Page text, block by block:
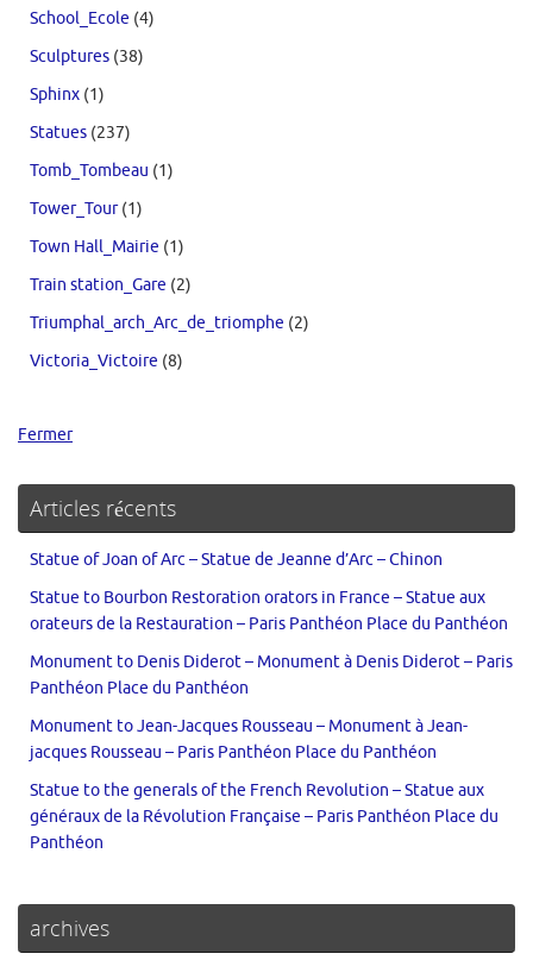
School_Ecole (4)
Sculptures (38)
Sphinx (1)
Statues (237)
Tomb_Tombeau (1)
Tower_Tour(1)
Town Hall_Mairie (1)
Train station_Gare (2)
Triumphal_arch_Arc_de_triomphe (2)
Victoria_Victoire (8)
Fermer
Articles récents
Statue of Joan of Arc – Statue de Jeanne d’Arc – Chinon
Statue to Bourbon Restoration orators in France – Statue aux
orateurs de la Restauration – Paris Panthéon Place du Panthéon
Monument to Denis Diderot – Monument à Denis Diderot – Paris
Panthéon Place du Panthéon
Monument to Jean-Jacques Rousseau – Monument à Jean-
jacques Rousseau – Paris Panthéon Place du Panthéon
Statue to the generals of the French Revolution – Statue aux
généraux de la Révolution Française – Paris Panthéon Place du
Panthéon
archives